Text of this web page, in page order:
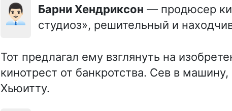
👨🏻‍💼 Барни Хендриксон — продюсер
студиоз», решительный и
Тот предлагал ему взглянуть на
кинотрест от банкротства. Сев в
Хьюитту.